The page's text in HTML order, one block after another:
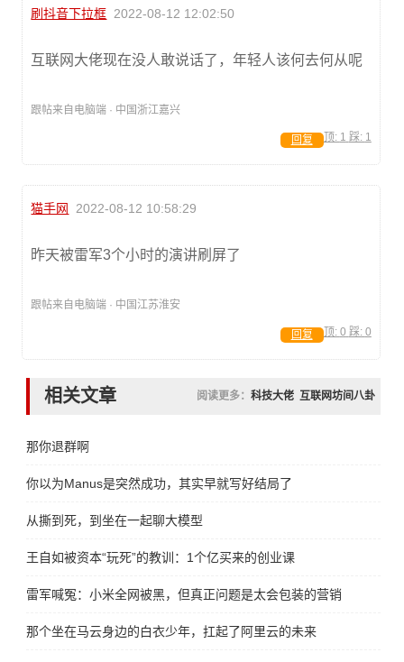
刷抖音下拉框 2022-08-12 12:02:50
互联网大佬现在没人敢说话了，年轻人该何去何从呢
跟帖来自电脑端 · 中国浙江嘉兴
顶: 1 踩: 1
回复
猫手网 2022-08-12 10:58:29
昨天被雷军3个小时的演讲刷屏了
跟帖来自电脑端 · 中国江苏淮安
顶: 0 踩: 0
回复
相关文章 阅读更多： 科技大佬 互联网坊间八卦
那你退群啊
你以为Manus是突然成功，其实早就写好结局了
从撕到死，到坐在一起聊大模型
王自如被资本“玩死”的教训：1个亿买来的创业课
雷军喊冤：小米全网被黑，但真正问题是太会包装的营销
那个坐在马云身边的白衣少年，扛起了阿里云的未来